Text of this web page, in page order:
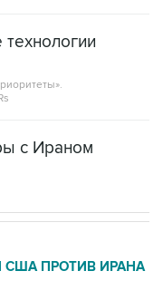
с Ираном
США ПРОТИВ ИРАНА